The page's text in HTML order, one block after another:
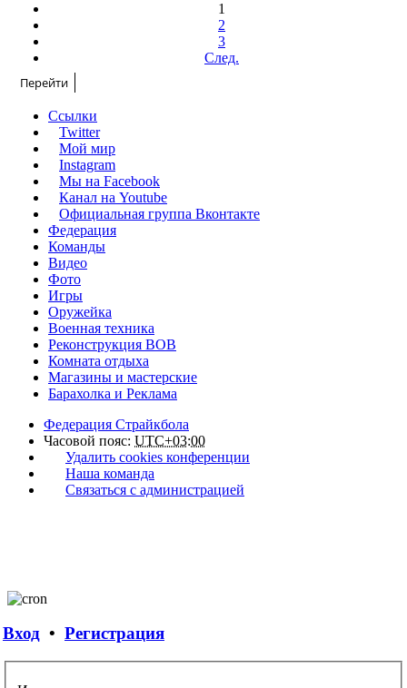
1
2
3
След.
Перейти
Ссылки
Twitter
Мой мир
Instagram
Мы на Facebook
Канал на Youtube
Официальная группа Вконтакте
Федерация
Команды
Видео
Фото
Игры
Оружейка
Военная техника
Реконструкция ВОВ
Комната отдыха
Магазины и мастерские
Барахолка и Реклама
Федерация Страйкбола
Часовой пояс: UTC+03:00
Удалить cookies конференции
Наша команда
Связаться с администрацией
Вход • Регистрация